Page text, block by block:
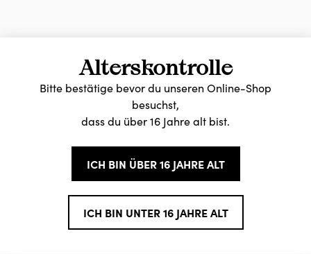
Alterskontrolle
Bitte bestätige bevor du unseren Online-Shop
besuchst,
dass du über 16 Jahre alt bist.
ICH BIN ÜBER 16 JAHRE ALT
ICH BIN UNTER 16 JAHRE ALT